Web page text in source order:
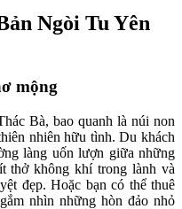
Ngòi Tu Yên
mộng
Bà, bao quanh là núi non
nhiên hữu tình. Du khách
làng uốn lượn giữa những
thở không khí trong lành và
đẹp. Hoặc bạn có thể thuê
nhìn những hòn đảo nhỏ